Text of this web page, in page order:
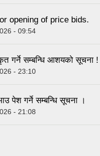
opening of price bids.
- 09:54
गर्ने सम्बन्धि आशयको सूचना !
- 23:10
पेश गर्ने सम्बन्धि सूचना ।
- 21:08